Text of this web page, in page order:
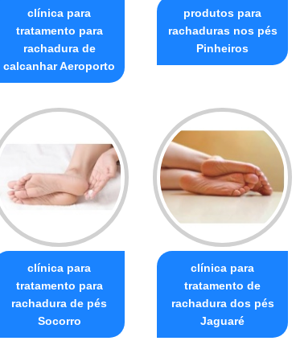
clínica para
tratamento para
rachadura de
calcanhar Aeroporto
produtos para
rachaduras nos pés
Pinheiros
clínica para
tratamento para
rachadura de pés
Socorro
clínica para
tratamento de
rachadura dos pés
Jaguaré